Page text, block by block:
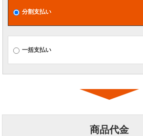
分割支払い
一括支払い
商品代金